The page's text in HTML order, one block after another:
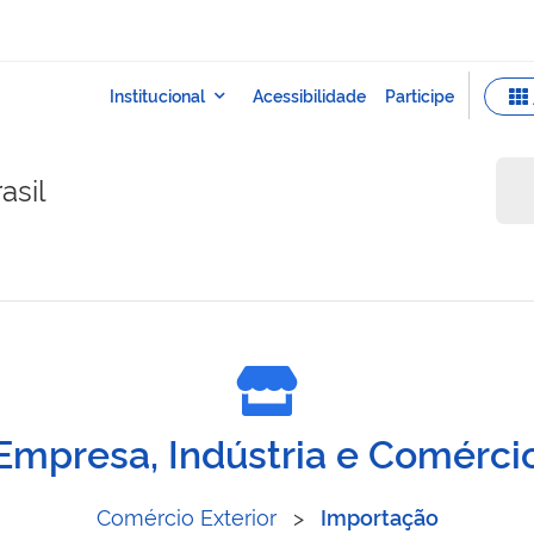
Indústria e
Comércio Exterior > Importação